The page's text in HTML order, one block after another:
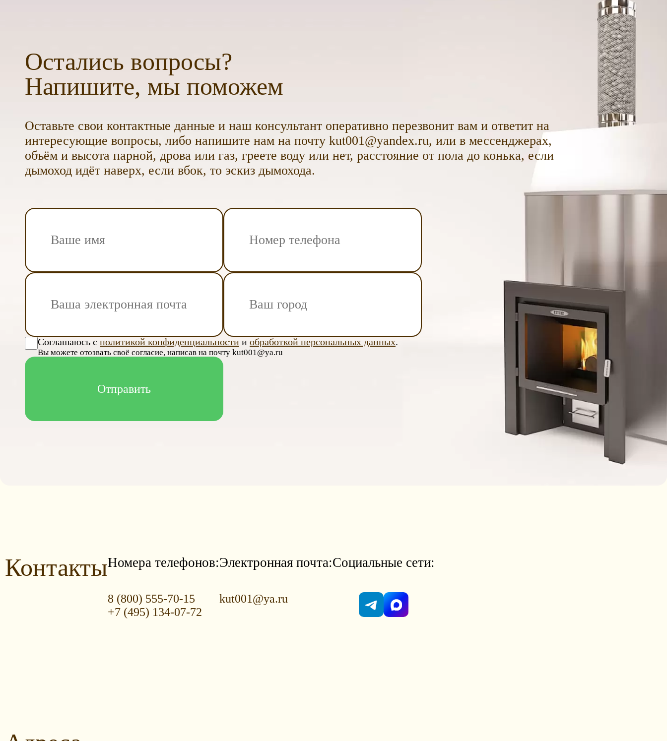
Остались вопросы?
Напишите, мы поможем
Оставьте свои контактные данные и наш консультант оперативно перезвонит вам и ответит на
интересующие вопросы, либо напишите нам на почту kut001@yandex.ru, или в мессенджерах,
объём и высота парной, дрова или газ, греете воду или нет, расстояние от пола до конька, если
дымоход идёт наверх, если вбок, то эскиз дымохода.
Соглашаюсь с политикой конфиденциальности и обработкой персональных данных.
Вы можете отозвать своё согласие, написав на почту kut001@ya.ru
КонтактыНомера телефонов:
8 (800) 555-70-15
+7 (495) 134-07-72
Электронная почта:
kut001@ya.ru
Социальные сети: